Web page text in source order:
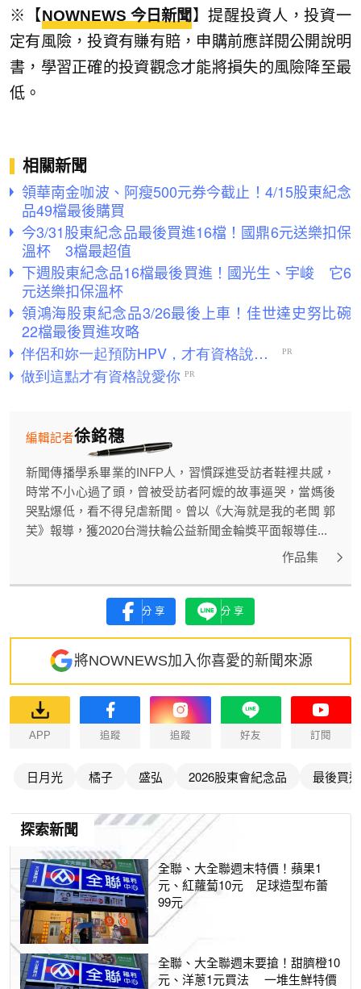
※【NOWNEWS 今日新聞 】提醒投資人，投資一
定有風險，投資有賺有賠，申購前應詳閱公開說明
書，學習正確的投資觀念才能將損失的風險降至最
低。
相關新聞
領華南金咖波、阿瘦500元券今截止！4/15股東紀念
品49檔最後購買
今3/31股東紀念品最後買進16檔！國鼎6元送樂扣保
溫杯 3檔最超值
下週股東紀念品16檔最後買進！國光生、宇峻 它6
元送樂扣保溫杯
領鴻海股東紀念品3/26最後上車！佳世達史努比碗
22檔最後買進攻略
徐銘穗
編輯記者
新聞傳播學系畢業的INFP人，習慣踩進受訪者鞋裡共感，
時常不小心過了頭，曾被受訪者阿嬤的故事逼哭，當媽後
哭點爆低，看不得兒虐新聞。曾以《大海就是我的老闆 郭
芙》報導，獲2020台灣扶輪公益新聞金輪獎平面報導佳...
作品集
分享 分享
將NOWNEWS加入你喜愛的新聞來源
APP 追蹤 追蹤 好友 訂閱
日月光 橘子 盛弘 2026股東會紀念品 最後買進
探索新聞
全聯、大全聯週末特價！蘋果1
元、紅蘿蔔10元 足球造型布蕾
99元
全聯、大全聯週末要搶！甜臍橙10
元、洋蔥1元買法 一堆生鮮特價